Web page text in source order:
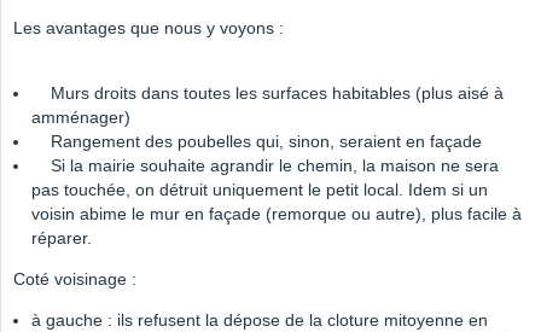
Les avantages que nous y voyons :
Murs droits dans toutes les surfaces habitables (plus aisé à
amménager)
Rangement des poubelles qui, sinon, seraient en façade
Si la mairie souhaite agrandir le chemin, la maison ne sera
pas touchée, on détruit uniquement le petit local. Idem si un
voisin abime le mur en façade (remorque ou autre), plus facile à
réparer.
Coté voisinage :
à gauche : ils refusent la dépose de la cloture mitoyenne en